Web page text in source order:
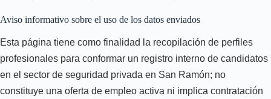
Aviso informativo sobre el uso de los datos enviados
Esta página tiene como finalidad la recopilación de perfiles
profesionales para conformar un registro interno de candidatos
en el sector de seguridad privada en San Ramón; no
constituye una oferta de empleo activa ni implica contratación